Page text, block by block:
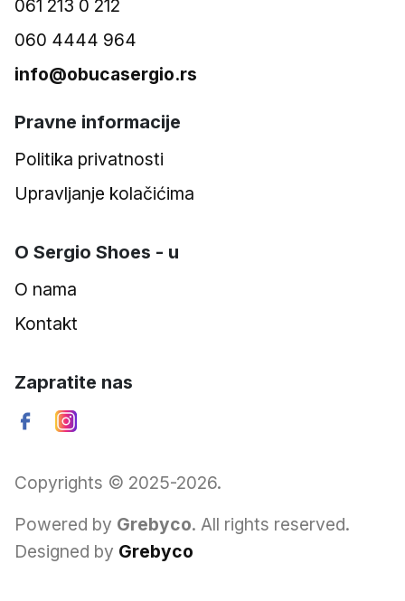
061 213 0 212
060 4444 964
info@obucasergio.rs
Pravne informacije
Politika privatnosti
Upravljanje kolačićima
O Sergio Shoes - u
O nama
Kontakt
Zapratite nas
Copyrights © 2025-2026.
Powered by Grebyco. All rights reserved.
Designed by Grebyco